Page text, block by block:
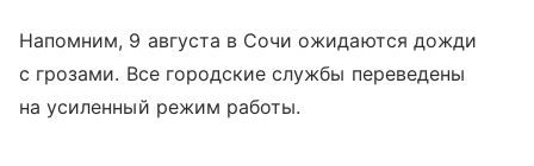
Напомним, 9 августа в Сочи ожидаются дожди
с грозами. Все городские службы переведены
на усиленный режим работы.